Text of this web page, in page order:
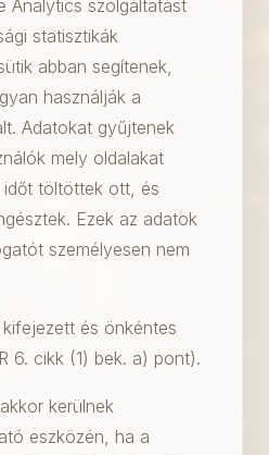
Analytics szolgáltatást
statisztikák
abban segítenek,
használják a
Adatokat gyűjtenek
mely oldalakat
időt töltöttek ott, és
Ezek az adatok
személyesen nem
és önkéntes
6. cikk (1) bek. a) pont).
kerülnek
eszközén, ha a